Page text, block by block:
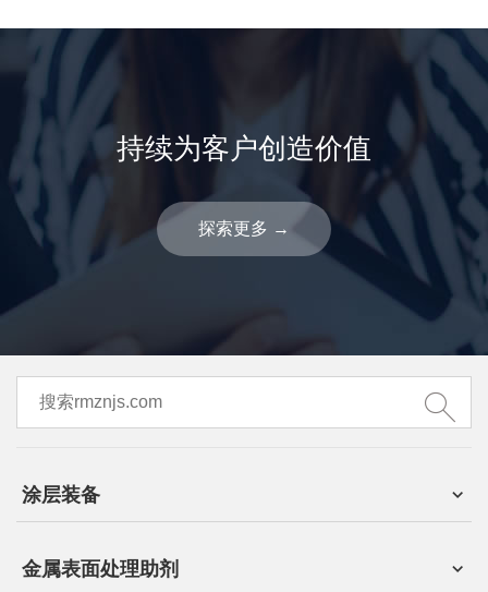
持续为客户创造价值
探索更多 →
涂层装备
金属表面处理助剂